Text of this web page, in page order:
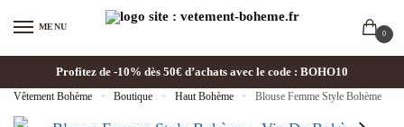
MENU
0
Profitez de -10% dès 50€ d’achats avec le code : BOHO10
Vêtement Bohème » Boutique » Haut Bohème » Blouse Femme Style Bohème